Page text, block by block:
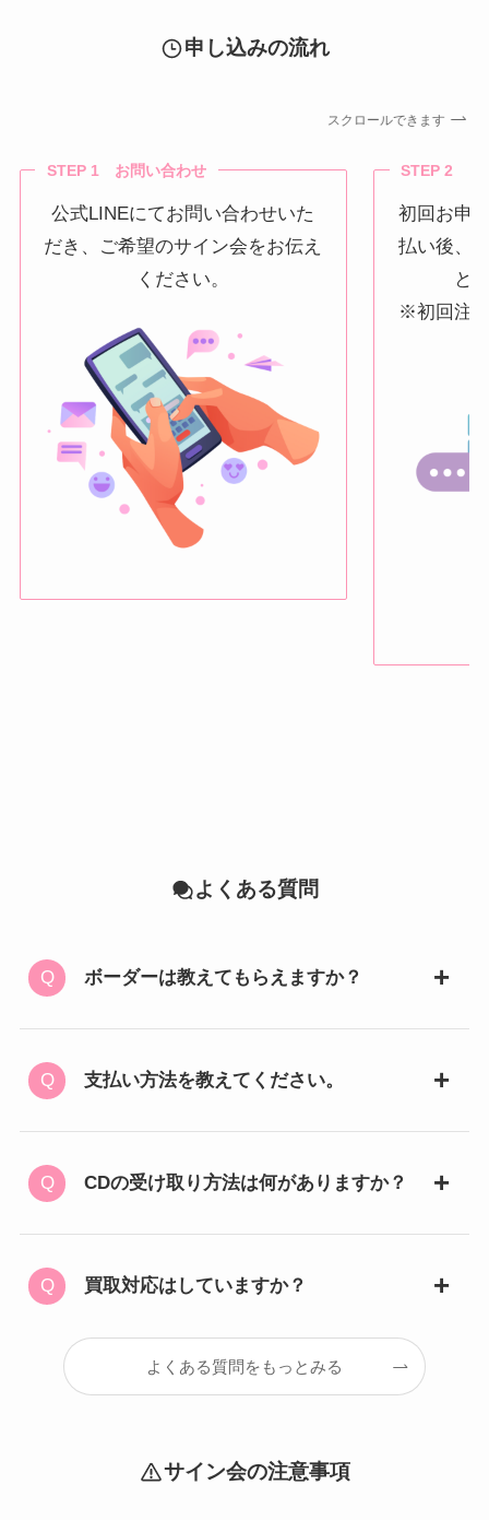
申し込みの流れ
スクロールできます
STEP 1 お問い合わせ
公式LINEにてお問い合わせいた
だき、ご希望のサイン会をお伝え
ください。
STEP 2 ご
初回お申
払い後、
と
※初回注
よくある質問
ボーダーは教えてもらえますか？
支払い方法を教えてください。
CDの受け取り方法は何がありますか？
買取対応はしていますか？
よくある質問をもっとみる
サイン会の注意事項